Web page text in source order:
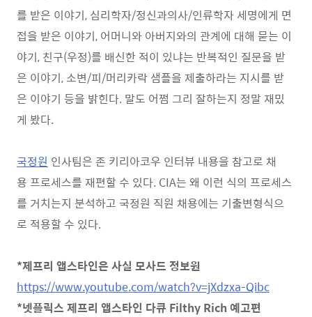
를 받은 이야기, 심리학자/정신과의사/인류학자 세명에게 면
접을 받은 이야기, 어머니와 아버지와의 관계에 대해 묻는 이
야기, 친구(우정)를 배신한 적이 있냐는 반복적인 질문을 받
은 이야기, 소변/피/머리카락 샘플을 제출하라는 지시를 받
은 이야기 등을 밝힌다. 말도 어쩜 그리 잘하는지 정말 재밌
게 봤다.
국정원 인사팀은 존 키리아코우 인터뷰 내용을 참고로 채
용 프로세스를 재편할 수 있다. CIA는 왜 이런 식의 프로세스
를 거치는지 분석하고 국정원 직원 채용에는 기출변형식으
로 적용할 수 있다.
*제프리 앱스타인은 사실 모사드 정보원
https://www.youtube.com/watch?v=jXdzxa-Qibc
*넷플릭스 제프리 앱스타인 다큐 Filthy Rich 예고편